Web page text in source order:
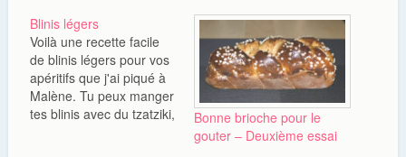
Blinis légers
Voilà une recette facile
de blinis légers pour vos
apéritifs que j'ai piqué à
Malène. Tu peux manger
tes blinis avec du tzatziki,
Bonne brioche pour le
gouter – Deuxième essai